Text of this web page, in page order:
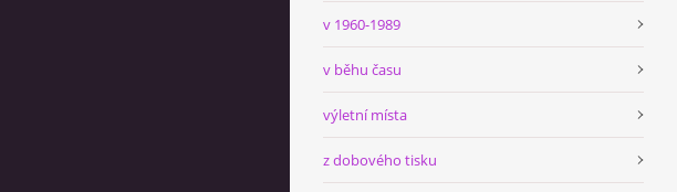
v 1960-1989
v běhu času
výletní místa
z dobového tisku